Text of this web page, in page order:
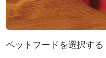
ペットフードを選択する